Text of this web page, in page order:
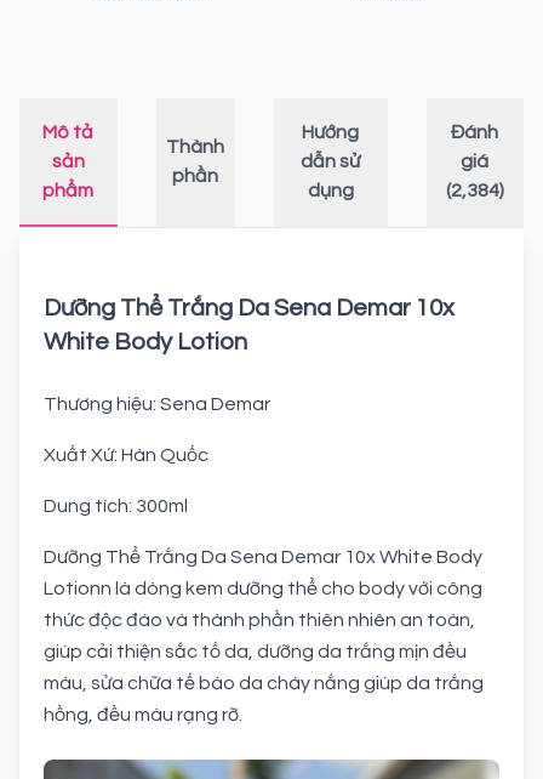
Mô tả
sản
phẩm
Thành
phần
Hướng
dẫn sử
dụng
Đánh
giá
(2,384)
Dưỡng Thể Trắng Da Sena Demar 10x
White Body Lotion
Thương hiệu: Sena Demar
Xuất Xứ: Hàn Quốc
Dung tích: 300ml
Dưỡng Thể Trắng Da Sena Demar 10x White Body
Lotionn là dòng kem dưỡng thể cho body với công
thức độc đáo và thành phần thiên nhiên an toàn,
giúp cải thiện sắc tố da, dưỡng da trắng mịn đều
màu, sửa chữa tế bào da cháy nắng giúp da trắng
hồng, đều màu rạng rỡ.